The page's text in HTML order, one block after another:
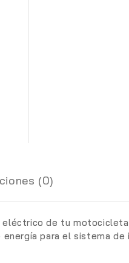
(0)
de tu
para el sistema de